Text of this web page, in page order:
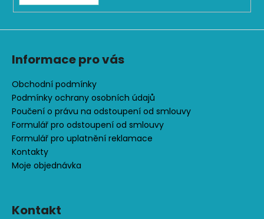
Informace pro vás
Obchodní podmínky
Podmínky ochrany osobních údajů
Poučení o právu na odstoupení od smlouvy
Formulář pro odstoupení od smlouvy
Formulář pro uplatnění reklamace
Kontakty
Moje objednávka
Kontakt